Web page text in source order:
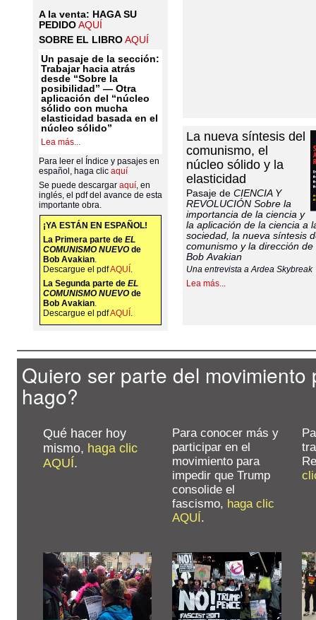
A la venta: HAGA SU
PEDIDO AQUÍ
SOBRE EL LIBRO AQUÍ
Un pasaje de la sección:
Trabajar hacia atrás
desde “Sobre la
posibilidad” — Otra
aplicación del “núcleo
sólido con mucha
elasticidad basada en el
núcleo sólido”
Lea más...
Para leer el Índice y pasajes en
español, haga clic aquí
Se puede descargar aquí, en
inglés, el pdf del avance de esta
importante obra.
¡YA ESTÁN EN ESPAÑOL!
La Primera parte de EL
COMUNISMO NUEVOde
Bob Avakian.
Descargue el pdfAQUÍ .
La Segunda parte de EL
COMUNISMO NUEVOde
Bob Avakian.
Descargue el pdfAQUÍ .
La nueva síntesis del
comunismo, el
núcleo sólido y la
elasticidad
Pasaje deCIENCIA Y
REVOLUCIÓN Sobre la
importancia de la ciencia y
la aplicación de la ciencia a
sociedad, la nueva síntesis
comunismo y la dirección de
Bob Avakian
Una entrevista a Ardea Skybreak
Lea más...
Quiero ser parte del
hago?
Qué hacer hoy
mismo, haga clic
AQUÍ.
Para conocer más y
participar en el
movimiento para
impedir que Trump
consolide el
fascismo, haga clic
AQUÍ.